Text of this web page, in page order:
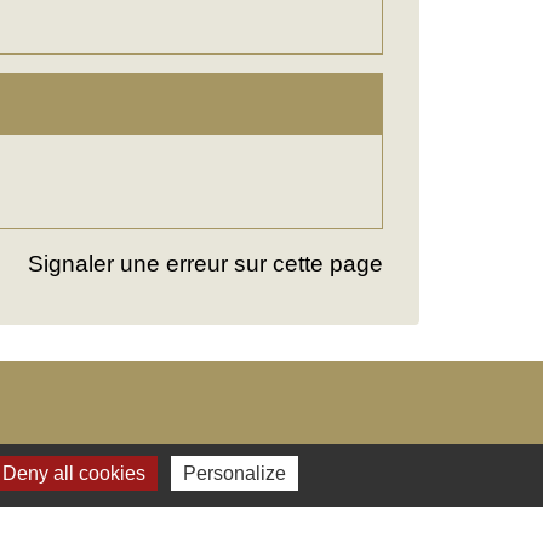
Signaler une erreur sur cette page
all cookies Personalize